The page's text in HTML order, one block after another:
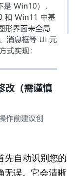
先自动识别您的
无误。它会清晰